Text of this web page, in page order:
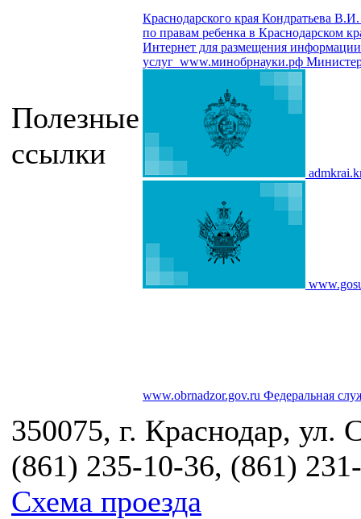
Полезные
ссылки
Краснодарского края Кондратьева В.И.
по правам ребенка в Краснодарском
Интернет для размещения информации
услуг www.минобрнауки.рф
www.obrnadzor.gov.ru Федеральная
350075, г. Краснодар, ул.
(861) 235-10-36, (861)
Схема проезда